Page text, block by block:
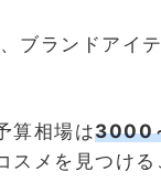
ブランドアイ
算相場は3000
メを見つける